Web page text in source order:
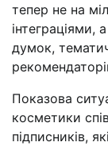
тепер не на
інтеграціями,
думок,
Показова
косметики
підписників,